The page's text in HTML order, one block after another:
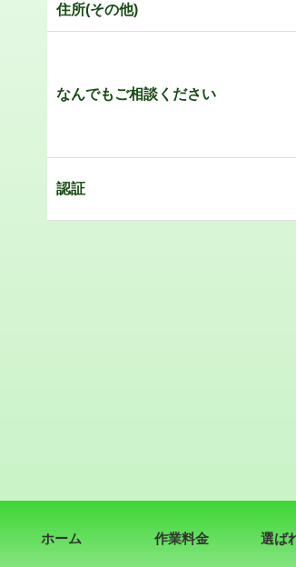
住所(その他)
なんでもご相談ください
認証
ホーム 作業料金 選ば